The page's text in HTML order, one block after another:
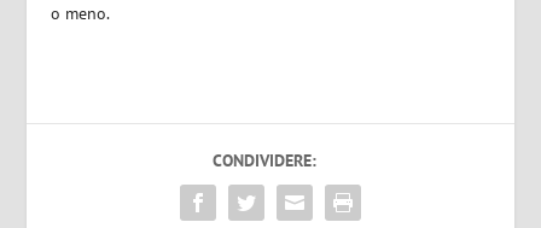
o meno.
CONDIVIDERE: